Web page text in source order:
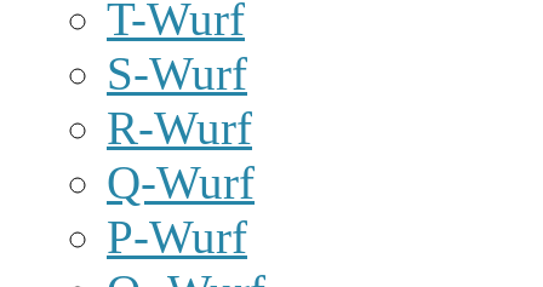
T-Wurf
S-Wurf
R-Wurf
Q-Wurf
P-Wurf